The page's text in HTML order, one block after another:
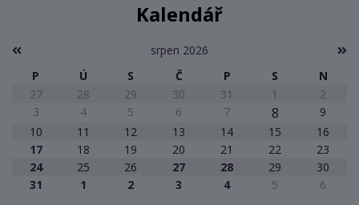
Kalendář
srpen 2026
P
Ú S Č P S
N
27
28 29 30 31 1
2
3
4 5 6 7 8
9
10
11 12 13 14 15
16
17
18 19 20 21 22
23
24
25 26 27 28 29
30
31
1 2 3 4 5 6